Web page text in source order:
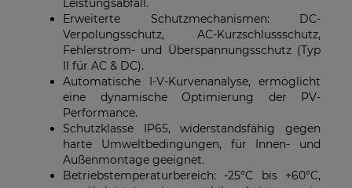
Leistungsabfall.
Erweiterte Schutzmechanismen: DC-
Verpolungsschutz, AC-Kurzschlussschutz,
Fehlerstrom- und Überspannungsschutz (Typ
II für AC & DC).
Automatische I-V-Kurvenanalyse, ermöglicht
eine dynamische Optimierung der PV-
Performance.
Schutzklasse IP65, widerstandsfähig gegen
harte Umweltbedingungen, für Innen- und
Außenmontage geeignet.
Betriebstemperaturbereich: -25°C bis +60°C,